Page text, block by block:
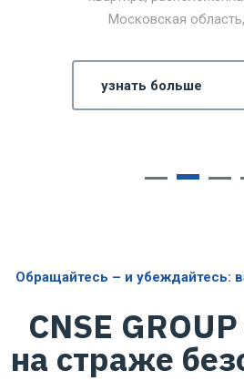
Московская
узнать больше
Обращайтесь – и убеждайтесь:
CNSE
на страже